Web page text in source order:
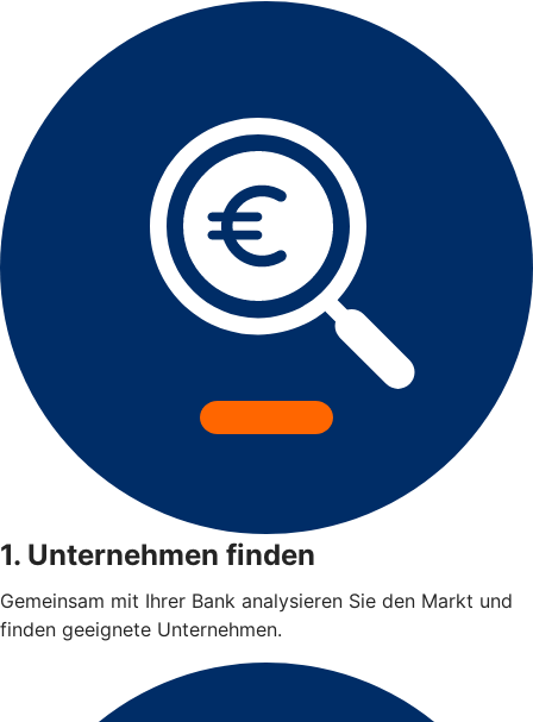
1. Unternehmen finden
Gemeinsam mit Ihrer Bank analysieren Sie den Markt und
finden geeignete Unternehmen.